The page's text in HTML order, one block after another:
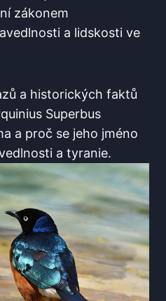
zákonem
a lidskosti ve
a historických faktů
Superbus
a proč se jeho jméno
a tyranie.